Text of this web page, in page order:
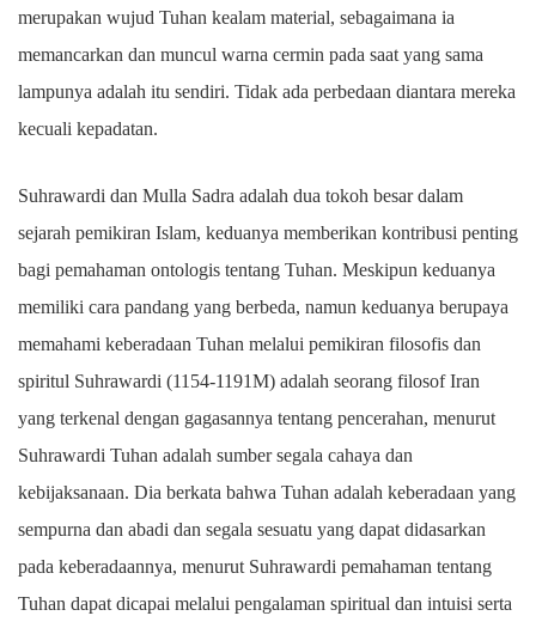
merupakan wujud Tuhan kealam material, sebagaimana ia
memancarkan dan muncul warna cermin pada saat yang sama
lampunya adalah itu sendiri. Tidak ada perbedaan diantara mereka
kecuali kepadatan.
Suhrawardi dan Mulla Sadra adalah dua tokoh besar dalam
sejarah pemikiran Islam, keduanya memberikan kontribusi penting
bagi pemahaman ontologis tentang Tuhan. Meskipun keduanya
memiliki cara pandang yang berbeda, namun keduanya berupaya
memahami keberadaan Tuhan melalui pemikiran filosofis dan
spiritul Suhrawardi (1154-1191M) adalah seorang filosof Iran
yang terkenal dengan gagasannya tentang pencerahan, menurut
Suhrawardi Tuhan adalah sumber segala cahaya dan
kebijaksanaan. Dia berkata bahwa Tuhan adalah keberadaan yang
sempurna dan abadi dan segala sesuatu yang dapat didasarkan
pada keberadaannya, menurut Suhrawardi pemahaman tentang
Tuhan dapat dicapai melalui pengalaman spiritual dan intuisi serta